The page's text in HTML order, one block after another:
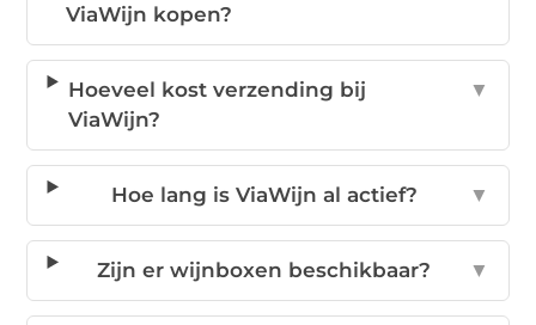
ViaWijn kopen?
Hoeveel kost verzending bij
ViaWijn?
▼
Hoe lang is ViaWijn al actief? ▼
Zijn er wijnboxen beschikbaar? ▼